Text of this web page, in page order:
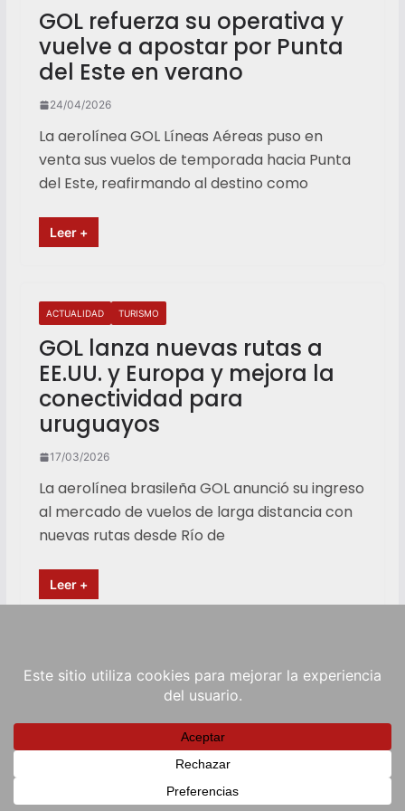
GOL refuerza su operativa y
vuelve a apostar por Punta
del Este en verano
24/04/2026
La aerolínea GOL Líneas Aéreas puso en
venta sus vuelos de temporada hacia Punta
del Este, reafirmando al destino como
Leer +
ACTUALIDAD TURISMO
GOL lanza nuevas rutas a
EE.UU. y Europa y mejora la
conectividad para
uruguayos
17/03/2026
La aerolínea brasileña GOL anunció su ingreso
al mercado de vuelos de larga distancia con
nuevas rutas desde Río de
Leer +
RadioViva FM. Powered by